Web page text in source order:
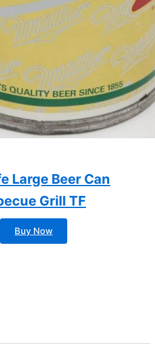
Large Beer Can
Grill TF
前
Buy Now